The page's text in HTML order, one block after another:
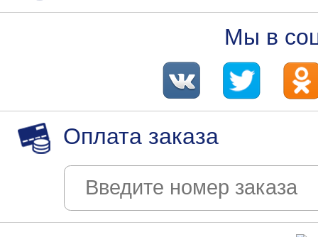
Мы в
Оплата заказа